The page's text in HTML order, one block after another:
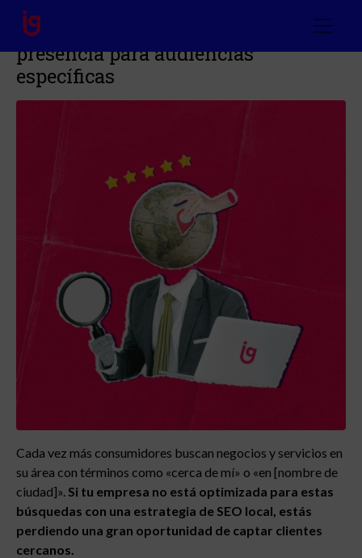
SEO local: Cómo optimizar tu
presencia para audiencias
específicas
Cada vez más consumidores buscan negocios y servicios en
su área con términos como «cerca de mí» o «en [nombre de
ciudad]». Si tu empresa no está optimizada para estas
búsquedas con una estrategia de SEO local, estás
perdiendo una gran oportunidad de captar clientes
cercanos.